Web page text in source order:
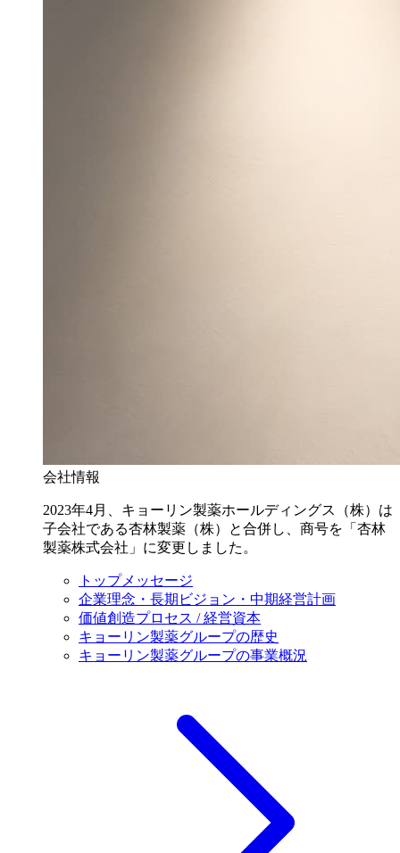
会社情報
2023年4月、キョーリン製薬ホールディングス（株）は
子会社である杏林製薬（株）と合併し、商号を「杏林
製薬株式会社」に変更しました。
トップメッセージ
企業理念・長期ビジョン・中期経営計画
価値創造プロセス / 経営資本
キョーリン製薬グループの歴史
キョーリン製薬グループの事業概況